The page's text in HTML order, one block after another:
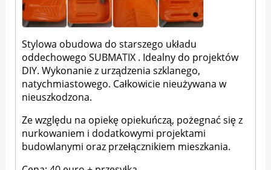
Stylowa obudowa do starszego układu
oddechowego SUBMATIX . Idealny do projektów
DIY. Wykonanie z urządzenia szklanego,
natychmiastowego. Całkowicie nieużywana w
nieuszkodzona.
Ze względu na opiekę opiekuńczą, pożegnać się z
nurkowaniem i dodatkowymi projektami
budowlanymi oraz przełącznikiem mieszkania.